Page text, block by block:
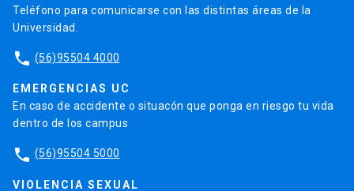
Teléfono para comunicarse con las distintas áreas de la
Universidad.
phone (56)95504 4000
EMERGENCIAS UC
En caso de accidente o situacón que ponga en riesgo tu vida
dentro de los campus
phone (56)95504 5000
VIOLENCIA SEXUAL